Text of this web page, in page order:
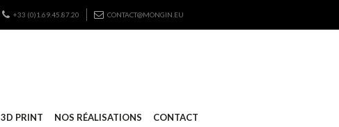
+33 (0)1.69.45.87.20 CONTACT@MONGIN.EU
3D PRINT NOS RÉALISATIONS CONTACT